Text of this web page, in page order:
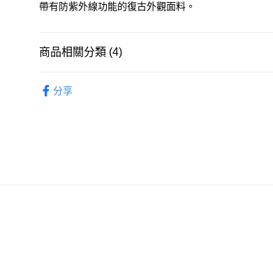
每筆HK$50.00，滿HK$499.00或以上免運費
每筆HK$50.00，滿HK$499.00或以上免運費
帶有防紫外線功能的復古外觀面料。
商品相關分類 (4)
分享